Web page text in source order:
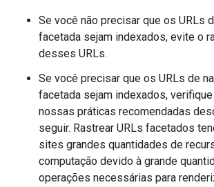
Se você não precisar que os URLs
facetada sejam indexados, evite o
desses URLs.
Se você precisar que os URLs de
facetada sejam indexados,
nossas práticas recomendadas
seguir. Rastrear URLs facetados
sites grandes quantidades de
computação devido à grande
operações necessárias para